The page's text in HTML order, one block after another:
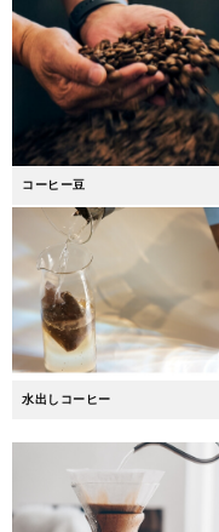
コーヒー豆
水出しコーヒー